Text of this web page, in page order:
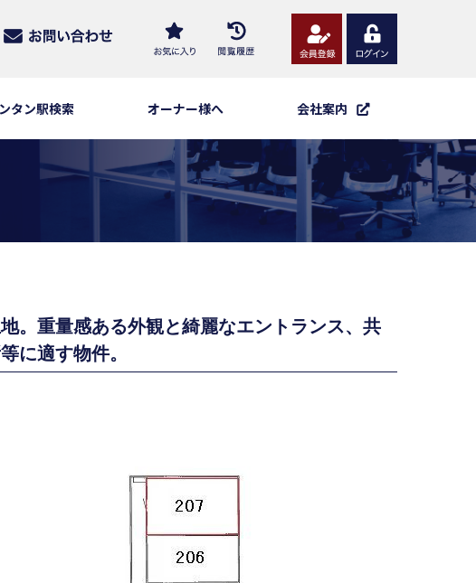
タン駅検索 オーナー様へ 会社案内
。重量感ある外観と綺麗なエントランス、共
に適す物件。